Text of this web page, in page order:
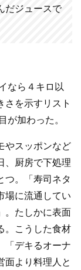
だジュースで
なら４キロ以
さを示すリスト
が加わった。
やスッポンなど
、厨房で下処理
つ。「寿司ネタ
場に流通してい
。たしかに表面
。こうした食材
「デキるオーナ
面より料理人と